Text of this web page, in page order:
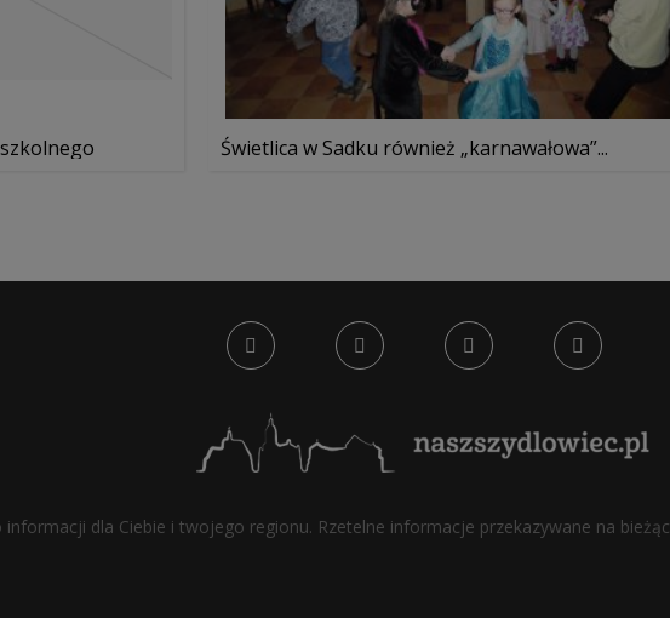
Świetlica w Sadku również „karnawałowa”...
informacji dla Ciebie i twojego regionu. Rzetelne informacje przekazywane na